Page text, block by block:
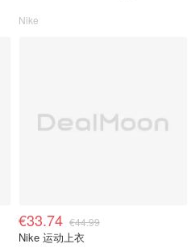
Nike
€33.74 €44.99
Nike 运动上衣